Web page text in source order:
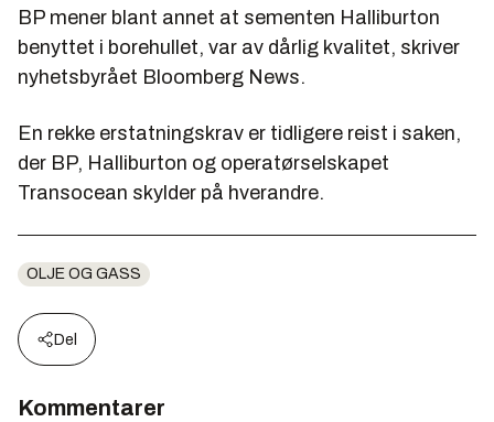
BP mener blant annet at sementen Halliburton
benyttet i borehullet, var av dårlig kvalitet, skriver
nyhetsbyrået Bloomberg News.
En rekke erstatningskrav er tidligere reist i saken,
der BP, Halliburton og operatørselskapet
Transocean skylder på hverandre.
OLJE OG GASS
Del
Kommentarer